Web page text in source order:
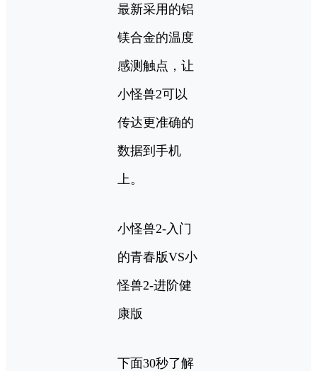
最新采用的铝
镁合金的温度
感测触点，让
小怪兽2可以
传达更准确的
数据到手机
上。
小怪兽2-入门
的青春版VS小
怪兽2-进阶健
康版
下面30秒了解